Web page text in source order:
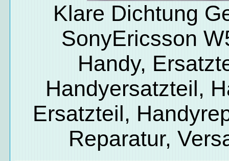
Klare Dichtung
SonyEricsson
Handy,
Handyersatzteil,
Ersatzteil,
Reparatur,